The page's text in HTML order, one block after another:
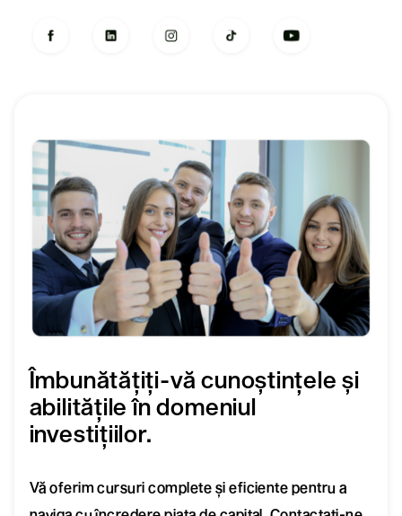
Îmbunătățiți-vă cunoștințele și
abilitățile în domeniul
investițiilor.
Vă oferim cursuri complete și eficiente pentru a